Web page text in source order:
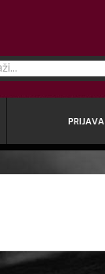
PRIJAVA